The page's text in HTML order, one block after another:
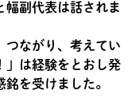
幅副代表は話されま
つながり、考えてい
」は経験をとおし発
を受けました。